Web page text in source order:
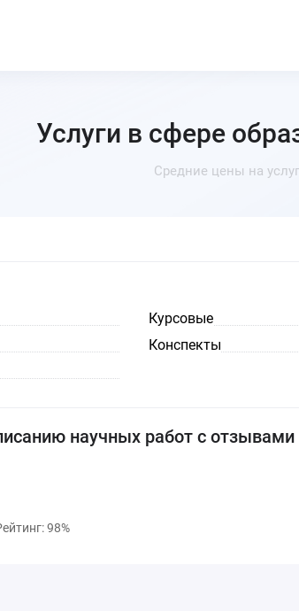
Услуги в сфере
Средние цены на
Курсовые
Конспекты
научных работ с
98%